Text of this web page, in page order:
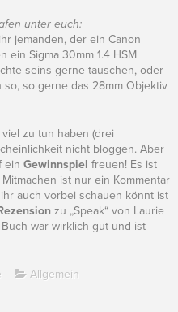
unter euch:
jemanden, der ein Canon
ein Sigma 30mm 1.4 HSM
seins gerne tauschen, oder
so gerne das 28mm Objektiv
zu tun haben (drei
nicht bloggen. Aber
ein Gewinnspiel freuen! Es ist
ist nur ein Kommentar
auch vorbei schauen könnt ist
zu „Speak“ von Laurie
war wirklich gut und ist
Allgemein